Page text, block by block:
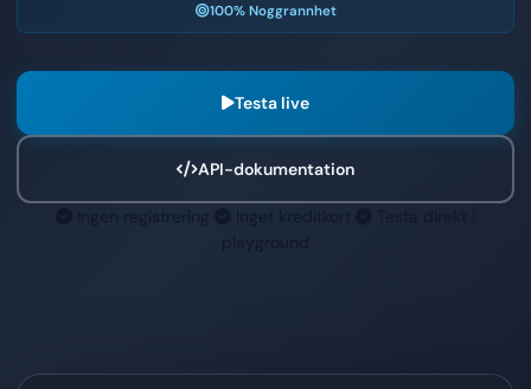
100% Noggrannhet
Testa live
API-dokumentation